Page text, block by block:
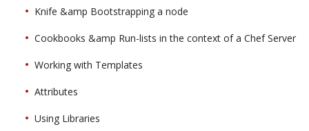
Knife &amp Bootstrapping a node
Cookbooks &amp Run-lists in the context of a Chef Server
Working with Templates
Attributes
Using Libraries